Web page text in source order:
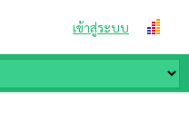
เข้าสู่ระบบ